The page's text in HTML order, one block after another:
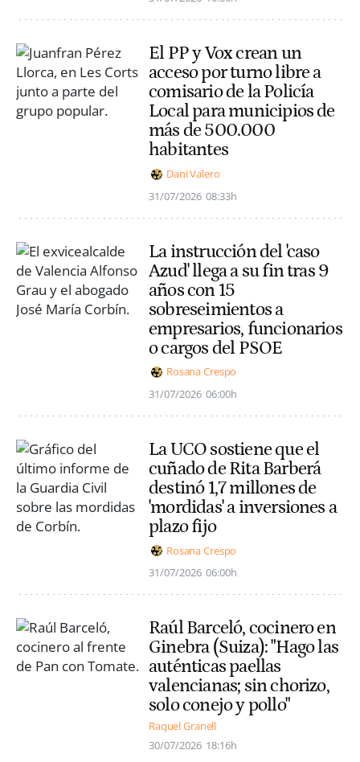
El PP y Vox crean un
acceso por turno libre a
comisario de la Policía
Local para municipios de
más de 500.000
habitantes
Dani Valero
31/07/2026 08:33h
La instrucción del 'caso
Azud' llega a su fin tras 9
años con 15
sobreseimientos a
empresarios, funcionarios
o cargos del PSOE
Rosana Crespo
31/07/2026 06:00h
La UCO sostiene que el
cuñado de Rita Barberá
destinó 1,7 millones de
'mordidas' a inversiones a
plazo fijo
Rosana Crespo
31/07/2026 06:00h
Raúl Barceló, cocinero en
Ginebra (Suiza): "Hago las
auténticas paellas
valencianas; sin chorizo,
solo conejo y pollo"
Raquel Granell
30/07/2026 18:16h